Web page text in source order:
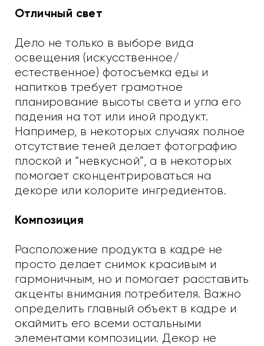
Отличный свет
Дело не только в выборе вида
освещения (искусственное/
естественное) фотосъемка еды и
напитков требует грамотное
планирование высоты света и угла его
падения на тот или иной продукт.
Например, в некоторых случаях полное
отсутствие теней делает фотографию
плоской и “невкусной”, а в некоторых
помогает сконцентрироваться на
декоре или колорите ингредиентов.
Композиция
Расположение продукта в кадре не
просто делает снимок красивым и
гармоничным, но и помогает расставить
акценты внимания потребителя. Важно
определить главный объект в кадре и
окаймить его всеми остальными
элементами композиции. Декор не